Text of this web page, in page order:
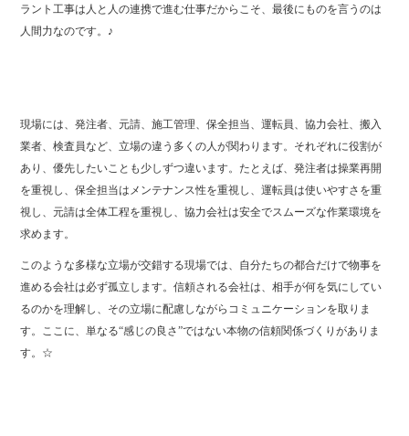
ラント工事は人と人の連携で進む仕事だからこそ、最後にものを言うのは
人間力なのです。♪
現場には、発注者、元請、施工管理、保全担当、運転員、協力会社、搬入
業者、検査員など、立場の違う多くの人が関わります。それぞれに役割が
あり、優先したいことも少しずつ違います。たとえば、発注者は操業再開
を重視し、保全担当はメンテナンス性を重視し、運転員は使いやすさを重
視し、元請は全体工程を重視し、協力会社は安全でスムーズな作業環境を
求めます。
このような多様な立場が交錯する現場では、自分たちの都合だけで物事を
進める会社は必ず孤立します。信頼される会社は、相手が何を気にしてい
るのかを理解し、その立場に配慮しながらコミュニケーションを取りま
す。ここに、単なる“感じの良さ”ではない本物の信頼関係づくりがありま
す。☆